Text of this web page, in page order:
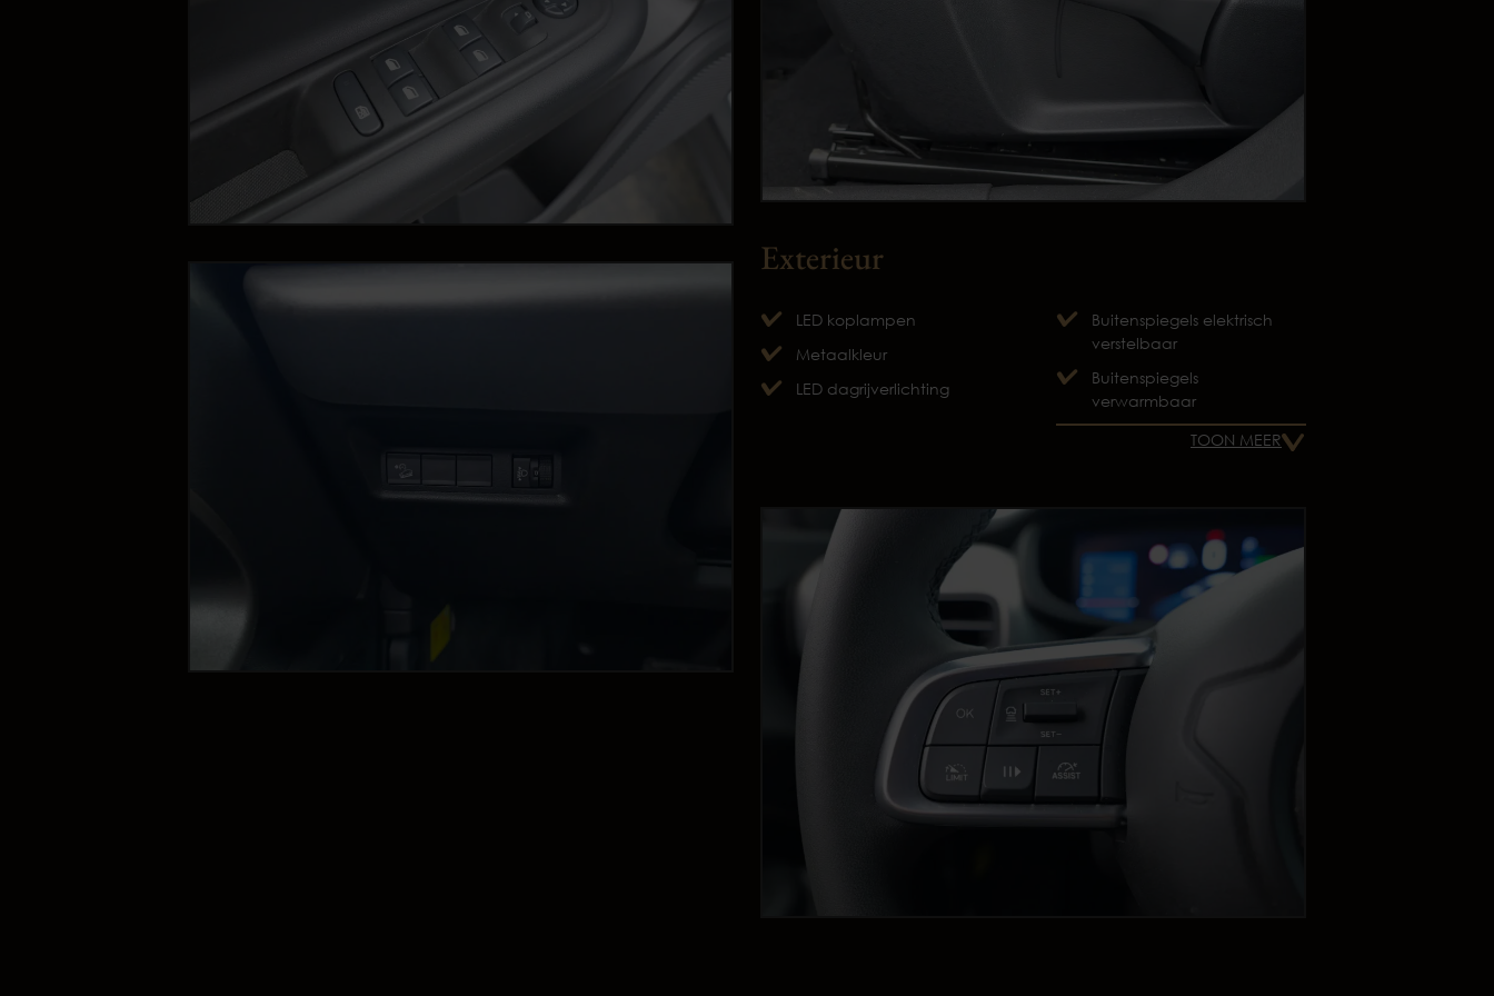
Exterieur
LED koplampen
Metaalkleur
LED dagrijverlichting
Buitenspiegels elektrisch
verstelbaar
Buitenspiegels
verwarmbaar
TOON MEER